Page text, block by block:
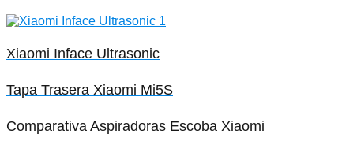
Xiaomi Inface Ultrasonic
Tapa Trasera Xiaomi Mi5S
Comparativa Aspiradoras Escoba Xiaomi